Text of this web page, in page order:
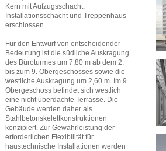
Kern mit Aufzugsschacht,
Installationsschacht und Treppenhaus
erschlossen.
Für den Entwurf von entscheidender
Bedeutung ist die südliche Auskragung
des Büroturmes um 7,80 m ab dem 2.
bis zum 9. Obergeschosses sowie die
westliche Auskragung um 2,60 m. Im 9.
Obergeschoss befindet sich westlich
eine nicht überdachte Terrasse. Die
Gebäude werden daher als
Stahlbetonskelettkonstruktionen
konzipiert. Zur Gewährleistung der
erforderlichen Flexibilität für
haustechnische Installationen werden